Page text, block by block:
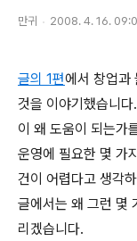
만귀 2008. 4. 16.
글의 1편에서 창업과
것을 이야기했습니
이 왜 도움이 되는가
운영에 필요한 몇 가
건이 어렵다고 생각
글에서는 왜 그런 몇
리겠습니다.